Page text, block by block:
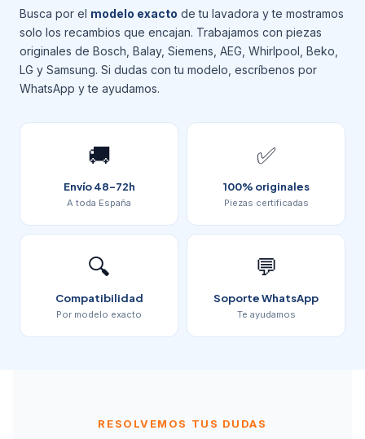
Busca por el modelo exacto de tu lavadora y te mostramos
solo los recambios que encajan. Trabajamos con piezas
originales de Bosch, Balay, Siemens, AEG, Whirlpool, Beko,
LG y Samsung. Si dudas con tu modelo, escríbenos por
WhatsApp y te ayudamos.
🚚
Envío 48-72h
A toda España
✅
100% originales
Piezas certificadas
🔍
Compatibilidad
Por modelo exacto
💬
Soporte WhatsApp
Te ayudamos
RESOLVEMOS TUS DUDAS